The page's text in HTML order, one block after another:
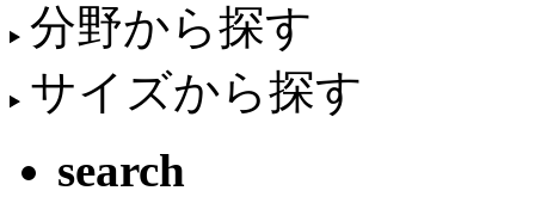
分野から探す
サイズから探す
search